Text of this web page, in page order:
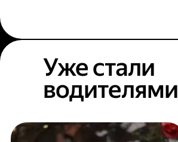
Уже стали
водителями